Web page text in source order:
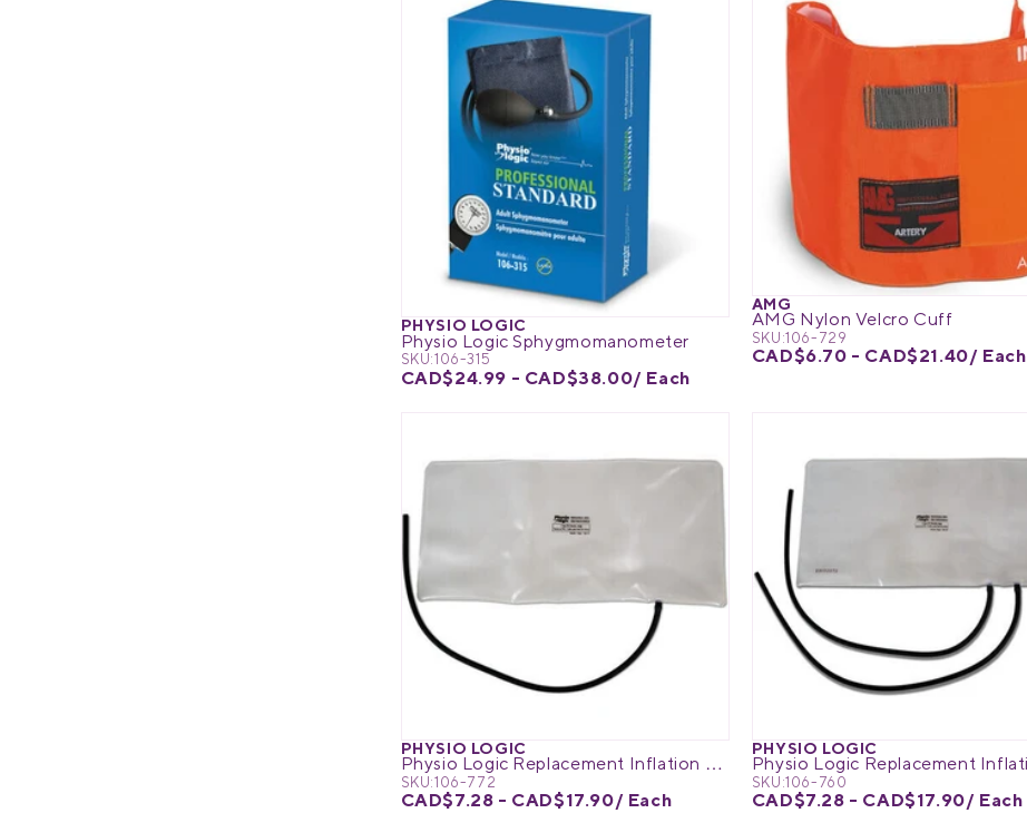
PHYSIO LOGIC
Physio Logic Sphygmomanometer
SKU:106-315
CAD$24.99 - CAD$38.00/ Each
AMG
AMG Nylon Velcro Cuff
SKU:106-729
CAD$6.70 - CAD$21.40/ Each
PHYSIO LOGIC
Physio Logic Replacement Inflation Bladder
SKU:106-772
CAD$7.28 - CAD$17.90/ Each
PHYSIO LOGIC
SKU:106-760
CAD$7.28 - CAD$17.90/ Each